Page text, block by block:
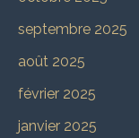
septembre 2025
août 2025
février 2025
janvier 2025